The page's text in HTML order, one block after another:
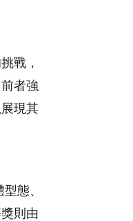
戰，
者強
現其
態、
則由